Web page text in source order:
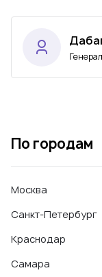
По городам
Москва
Санкт-Петербург
Краснодар
Самара